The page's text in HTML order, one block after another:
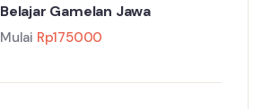
Belajar Gamelan Jawa
Mulai Rp175000